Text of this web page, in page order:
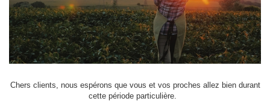
Chers clients, nous espérons que vous et vos proches allez bien durant
cette période particulière.